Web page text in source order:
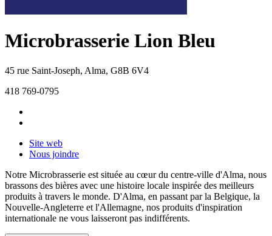
Microbrasserie Lion Bleu
45 rue Saint-Joseph, Alma, G8B 6V4
418 769-0795
Site web
Nous joindre
Notre Microbrasserie est située au cœur du centre-ville d'Alma, nous
brassons des bières avec une histoire locale inspirée des meilleurs
produits à travers le monde. D'Alma, en passant par la Belgique, la
Nouvelle-Angleterre et l'Allemagne, nos produits d'inspiration
internationale ne vous laisseront pas indifférents.